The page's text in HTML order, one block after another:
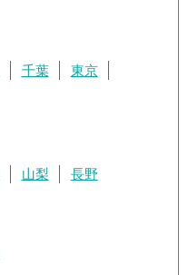
千葉
東京
山梨 長野